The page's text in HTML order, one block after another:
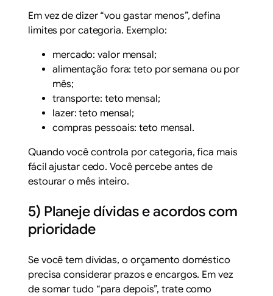
Em vez de dizer “vou gastar menos”, defina
limites por categoria. Exemplo:
mercado: valor mensal;
alimentação fora: teto por semana ou por
mês;
transporte: teto mensal;
lazer: teto mensal;
compras pessoais: teto mensal.
Quando você controla por categoria, fica mais
fácil ajustar cedo. Você percebe antes de
estourar o mês inteiro.
5) Planeje dívidas e acordos com
prioridade
Se você tem dívidas, o orçamento doméstico
precisa considerar prazos e encargos. Em vez
de somar tudo “para depois”, trate como